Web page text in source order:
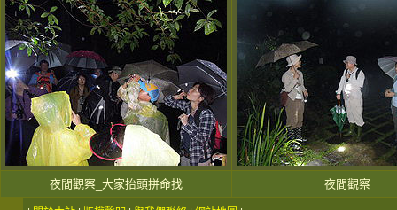
夜間觀察_大家抬頭拼命找 夜間觀察